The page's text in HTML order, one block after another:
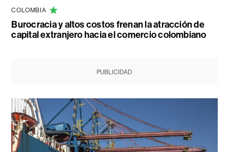
COLOMBIA
Burocracia y altos costos frenan la atracción de
capital extranjero hacia el comercio colombiano
PUBLICIDAD